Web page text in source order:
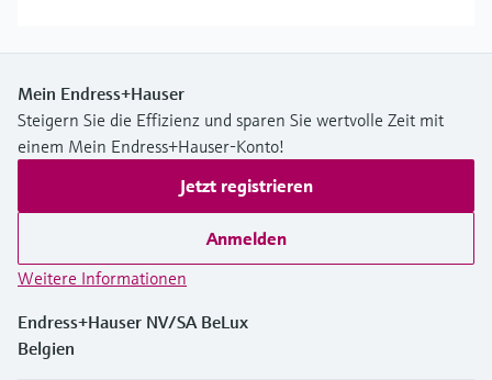
Mein Endress+Hauser
Steigern Sie die Effizienz und sparen Sie wertvolle Zeit mit
einem Mein Endress+Hauser-Konto!
Jetzt registrieren
Anmelden
Weitere Informationen
Endress+Hauser NV/SA BeLux
Belgien